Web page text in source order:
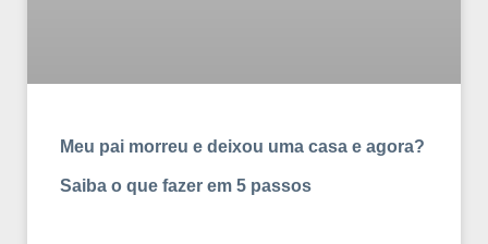
Meu pai morreu e deixou uma casa e agora?
Saiba o que fazer em 5 passos